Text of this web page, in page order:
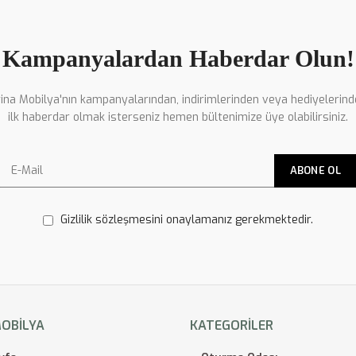
Kampanyalardan Haberdar Olun!
Mobilya'nın kampanyalarından, indirimlerinden veya
ilk haberdar olmak isterseniz hemen bültenimize üye olabilirsiniz.
Gizlilik sözleşmesini onaylamanız gerekmektedir.
KATEGORILER